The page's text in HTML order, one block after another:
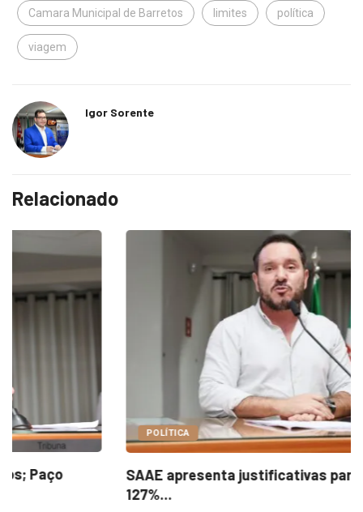
Camara Municipal de Barretos limites política
viagem
Igor Sorente
Relacionado
POLÍTICA
SAAE apresenta justificativas para aumento de